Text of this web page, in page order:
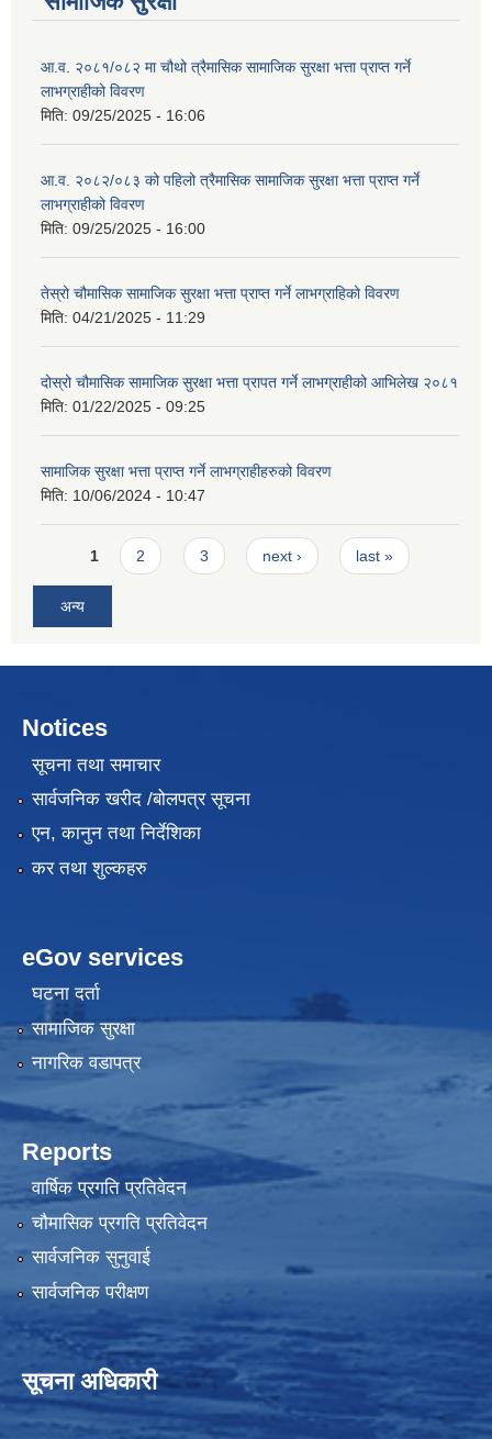
आ.व. २०८१/०८२ मा चौथो त्रैमासिक सामाजिक सुरक्षा भत्ता प्राप्त गर्ने
लाभग्राहीको विवरण
मिति: 09/25/2025 - 16:06
आ.व. २०८२/०८३ को पहिलो त्रैमासिक सामाजिक सुरक्षा भत्ता प्राप्त गर्ने
लाभग्राहीको विवरण
मिति: 09/25/2025 - 16:00
तेस्रो चौमासिक सामाजिक सुरक्षा भत्ता प्राप्त गर्ने लाभग्राहिको विवरण
मिति: 04/21/2025 - 11:29
दोस्रो चौमासिक सामाजिक सुरक्षा भत्ता प्रापत गर्ने लाभग्राहीको आभिलेख २०८१
मिति: 01/22/2025 - 09:25
सामाजिक सुरक्षा भत्ता प्राप्त गर्ने लाभग्राहीहरुको विवरण
मिति: 10/06/2024 - 10:47
Pages
1 2 3 next › last »
अन्य
Notices
सूचना तथा समाचार
सार्वजनिक खरीद /बोलपत्र सूचना
एन, कानुन तथा निर्देशिका
कर तथा शुल्कहरु
eGov services
घटना दर्ता
सामाजिक सुरक्षा
नागरिक वडापत्र
Reports
वार्षिक प्रगति प्रतिवेदन
चौमासिक प्रगति प्रतिवेदन
सार्वजनिक सुनुवाई
सार्वजनिक परीक्षण
सूचना अधिकारी